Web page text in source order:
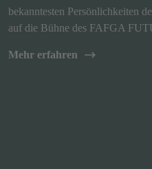
bekanntesten Persönlichkeiten
auf die Bühne des FAFGA
Mehr erfahren